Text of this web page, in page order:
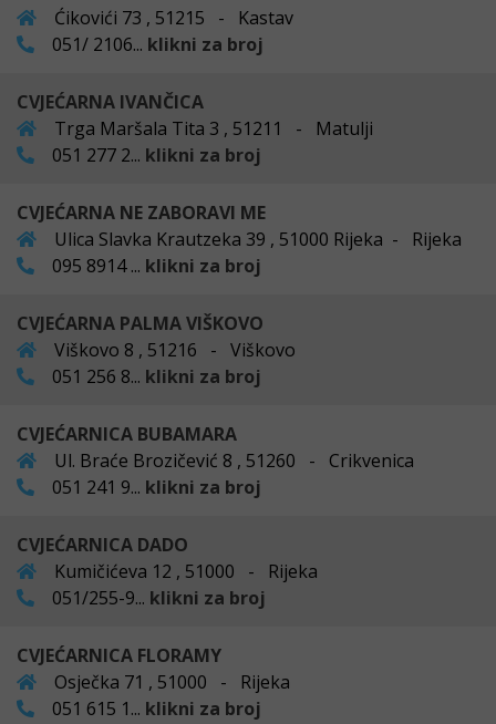
Ćikovići 73 , 51215 - Kastav
051/ 2106... klikni za broj
CVJEĆARNA IVANČICA
Trga Maršala Tita 3 , 51211 - Matulji
051 277 2... klikni za broj
CVJEĆARNA NE ZABORAVI ME
Ulica Slavka Krautzeka 39 , 51000 Rijeka - Rijeka
095 8914 ... klikni za broj
CVJEĆARNA PALMA VIŠKOVO
Viškovo 8 , 51216 - Viškovo
051 256 8... klikni za broj
CVJEĆARNICA BUBAMARA
Ul. Braće Brozičević 8 , 51260 - Crikvenica
051 241 9... klikni za broj
CVJEĆARNICA DADO
Kumičićeva 12 , 51000 - Rijeka
051/255-9... klikni za broj
CVJEĆARNICA FLORAMY
Osječka 71 , 51000 - Rijeka
051 615 1... klikni za broj